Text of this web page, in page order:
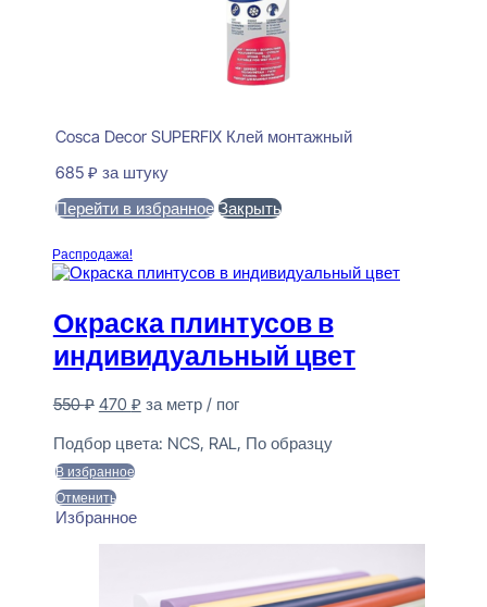
Cosca Decor SUPERFIX Клей монтажный
685 ₽ за штуку
Перейти в избранное Закрыть
Распродажа!
Окраска плинтусов в
индивидуальный цвет
550₽ Первоначальная
составляла
550 ₽.
470 ₽Текущая
470 ₽.
за метр / пог
Подбор цвета: NCS, RAL, По образцу
В избранное
Отменить
Избранное